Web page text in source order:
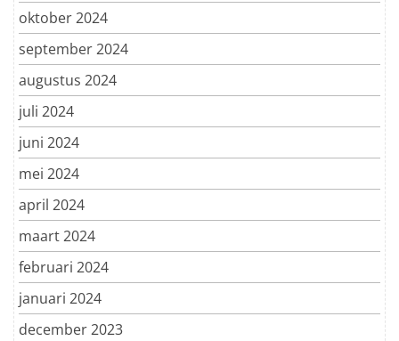
oktober 2024
september 2024
augustus 2024
juli 2024
juni 2024
mei 2024
april 2024
maart 2024
februari 2024
januari 2024
december 2023